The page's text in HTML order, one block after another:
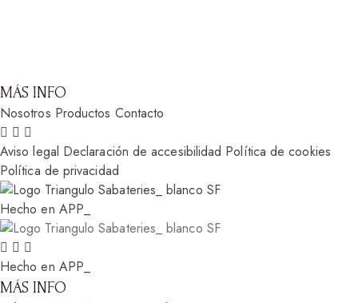
MÁS INFO
Nosotros Productos Contacto
Aviso legal Declaración de accesibilidad Política de cookies
Política de privacidad
Hecho en APP_
Hecho en APP_
MÁS INFO